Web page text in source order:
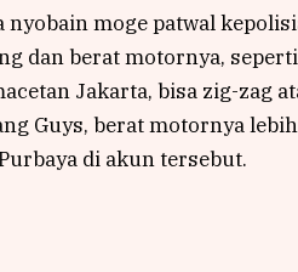
nyobain moge patwal
dan berat motornya,
Jakarta, bisa zig-zag
Guys, berat motornya
di akun tersebut.